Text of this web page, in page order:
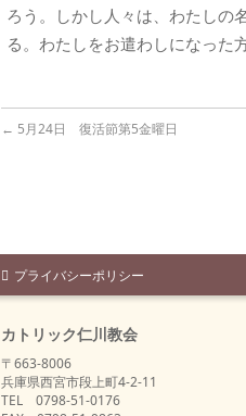
ろう。しかし人々は、わたしの
る。わたしをお遣わしになった
← 5月24日 復活節第5金曜日
プライバシーポリシー
カトリック仁川教会
〒663-8006
兵庫県西宮市段上町4-2-11
TEL 0798-51-0176